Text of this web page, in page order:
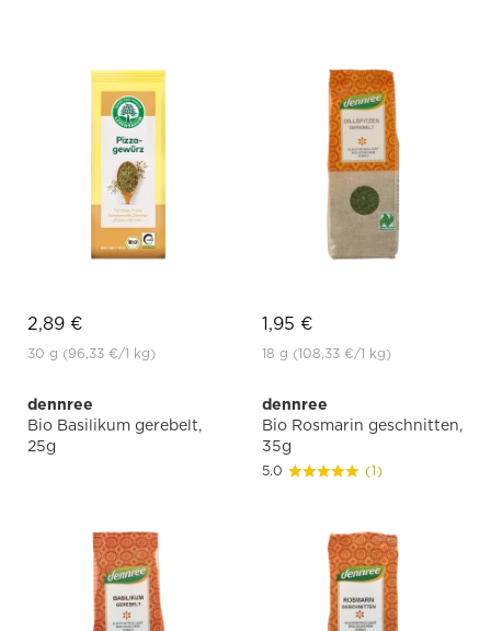
2,89 €
30 g (96,33 €/1 kg)
1,95 €
18 g (108,33 €/1 kg)
dennree
Bio Basilikum gerebelt,
25g
dennree
Bio Rosmarin geschnitten,
35g
5.0 (1)